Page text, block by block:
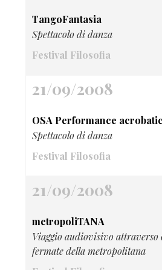
TangoFantasia
Spettacolo di danza
Festival Filosofia
21/09/2008
OSA Performance
Spettacolo di danza
Festival Filosofia
21/09/2008
metropoliTANA
Viaggio audiovisivo
fermate della metropolitana